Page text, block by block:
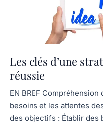
Les clés d’une
réussie
EN BREF
besoins et les attentes
des objectifs : Établir des